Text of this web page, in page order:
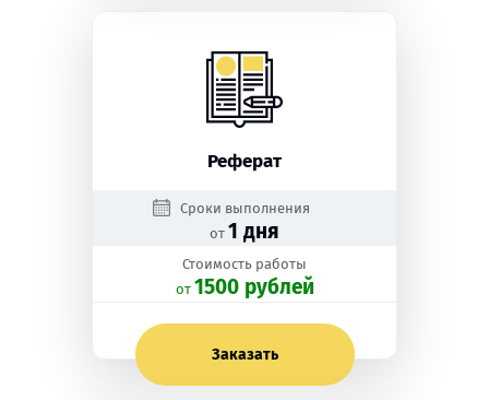
Реферат
Сроки выполнения
от 1 дня
Стоимость работы
oт 1500 рублей
Заказать